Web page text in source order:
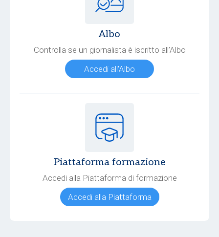
Albo
Controlla se un giornalista è iscritto all’Albo
Accedi all'Albo
Piattaforma formazione
Accedi alla Piattaforma di formazione
Accedi alla Piattaforma